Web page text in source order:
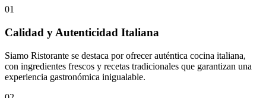
01
Calidad y Autenticidad Italiana
Siamo Ristorante se destaca por ofrecer auténtica cocina italiana,
con ingredientes frescos y recetas tradicionales que garantizan una
experiencia gastronómica inigualable.